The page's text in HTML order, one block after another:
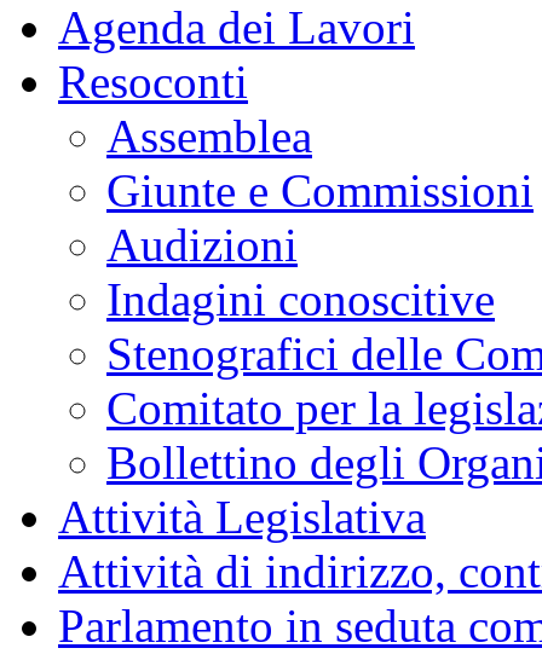
Agenda dei Lavori
Resoconti
Assemblea
Giunte e Commissioni
Audizioni
Indagini conoscitive
Stenografici delle
Comitato per la
Bollettino degli
Attività Legislativa
Attività di indirizzo,
Parlamento in seduta